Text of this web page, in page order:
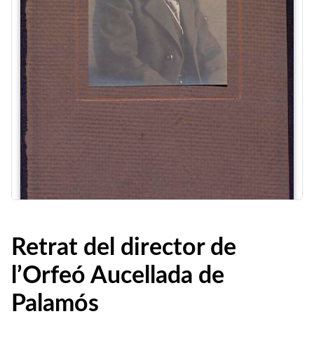
Retrat del director de
l’Orfeó Aucellada de
Palamós